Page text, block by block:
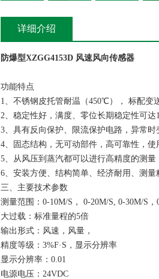
详细介绍
防爆型XZGG4153D 风速风向传感器
功能特点
1、不锈钢皮托管耐温（450℃）， 标配变
2、稳定性好，满度、零位长期稳定性可达
3、具有反向保护、限流保护电路，异常时
4、固态结构，无可动部件，高可靠性，
5、从风压到蒸汽都可以进行高精度的测量
6、安装方便、结构简单、经济耐用、测量
三、主要技术参数
测量范围：0-10M/S， 0-20M/S, 0-30M/S
大过载：标准量程的5倍
输出形式：风速，风量，
精度等级：3%F·S，显示分辨率
显示分辨率：0.01
电源电压：24VDC